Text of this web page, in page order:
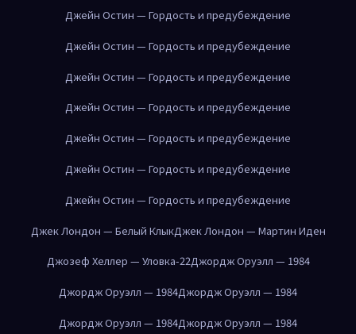
Джейн Остин — Гордость и предубеждение
Джейн Остин — Гордость и предубеждение
Джейн Остин — Гордость и предубеждение
Джейн Остин — Гордость и предубеждение
Джейн Остин — Гордость и предубеждение
Джейн Остин — Гордость и предубеждение
Джейн Остин — Гордость и предубеждение
Джек Лондон — Белый КлыкДжек Лондон — Мартин Иден
Джозеф Хеллер — Уловка-22Джордж Оруэлл — 1984
Джордж Оруэлл — 1984Джордж Оруэлл — 1984
Джордж Оруэлл — 1984Джордж Оруэлл — 1984